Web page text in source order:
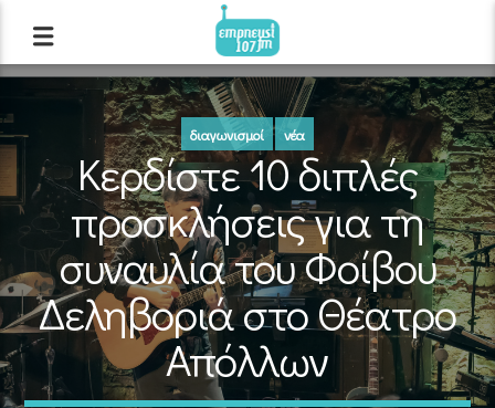
διαγωνισμοί νέα
Κερδίστε 10 διπλές
προσκλήσεις για τη
συναυλία του Φοίβου
Δεληβοριά στο Θέατρο
Απόλλων